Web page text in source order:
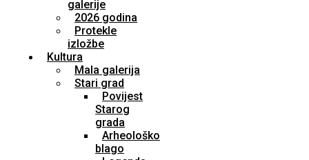
galerije
2026 godina
Protekle
izložbe
Kultura
Mala galerija
Stari grad
Povijest
Starog
grada
Arheološko
blago